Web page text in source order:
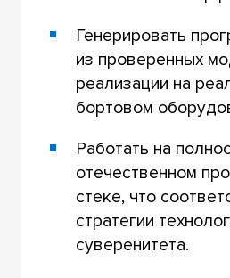
Генерировать
из проверенных
реализации на
бортовом
Работать на
отечественном
стеке, что
стратегии
суверенитета.